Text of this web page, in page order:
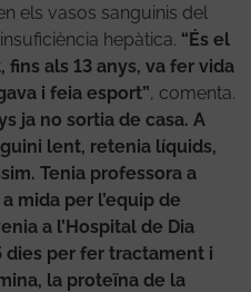
els vasos sanguinis del
hepàtica. “És el
als 13 anys, va fer vida
i feia esport”, comenta.
ja no sortia de casa. A
lent, retenia líquids,
Tenia professora a
mida per l’equip de
a l’Hospital de Dia
dies per fer tractament i
la proteïna de la